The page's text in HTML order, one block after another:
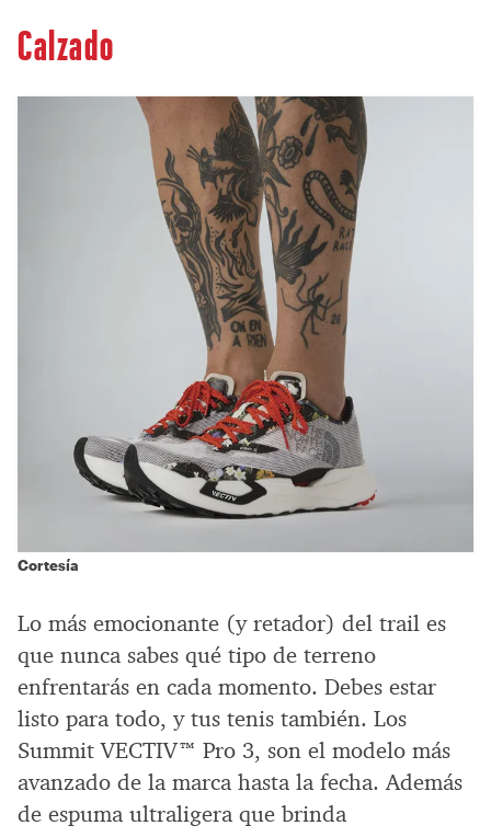
Calzado
Cortesía
Lo más emocionante (y retador) del trail es
que nunca sabes qué tipo de terreno
enfrentarás en cada momento. Debes estar
listo para todo, y tus tenis también. Los
Summit VECTIV™ Pro 3, son el modelo más
avanzado de la marca hasta la fecha. Además
de espuma ultraligera que brinda